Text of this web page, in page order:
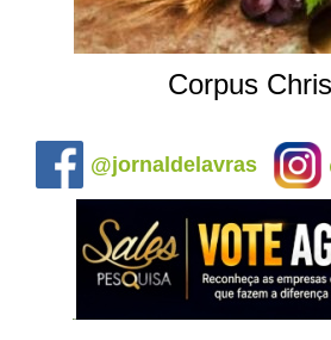
Corpus
@jornaldelavras